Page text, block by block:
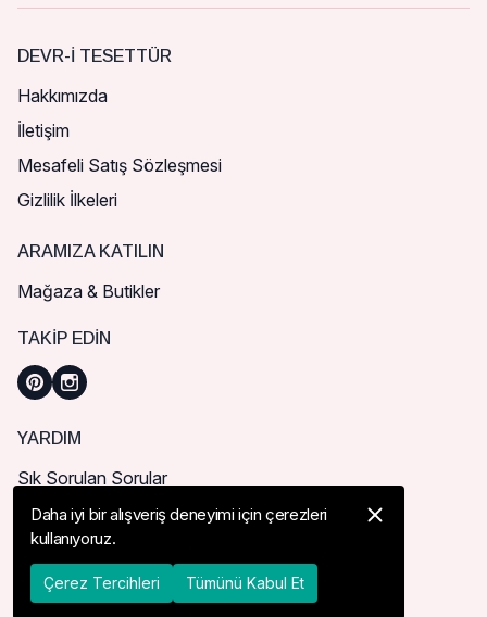
DEVR-I TESETTÜR
Hakkımızda
İletişim
Mesafeli Satış Sözleşmesi
Gizlilik İlkeleri
ARAMIZA KATILIN
Mağaza & Butikler
TAKIP EDIN
YARDIM
Sık Sorulan Sorular
Nasıl Sipariş Verebilirim?
Kargo ve Teslimat
İade, İptal ve Değişim
Daha iyi bir alışveriş deneyimi için çerezleri
kullanıyoruz.
Çerez Tercihleri Tümünü Kabul Et